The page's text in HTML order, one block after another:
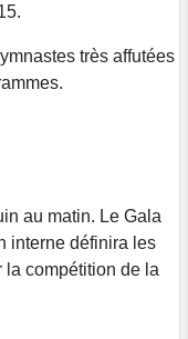
très affutées
au matin. Le Gala
interne définira les
la compétition de la